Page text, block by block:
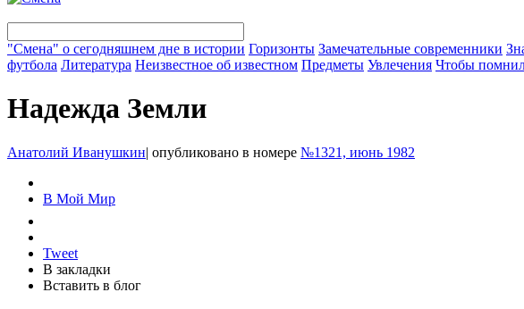
"Смена" о сегодняшнем дне в истории Горизонты Замечательные современники
футбола Литература Неизвестное об известном Предметы Увлечения Чтобы
Надежда Земли
Анатолий Иванушкин| опубликовано в номере №1321, июнь 1982
В Мой Мир
Tweet
В закладки
Вставить в блог